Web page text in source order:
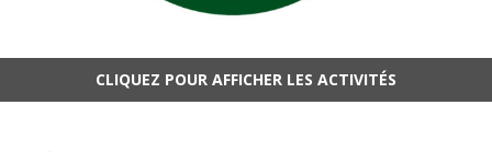
CLIQUEZ POUR AFFICHER LES ACTIVITÉS